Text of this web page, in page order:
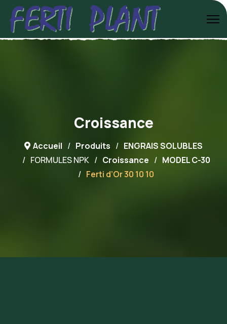
Croissance
Accueil Produits
ENGRAIS SOLUBLES
FORMULES NPK
Croissance
MODEL C-30
Ferti d’Or 30 10 10